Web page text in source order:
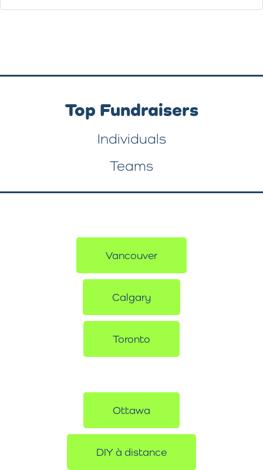
Top Fundraisers
Individuals
Teams
Vancouver
Calgary
Toronto
Ottawa
DIY à distance